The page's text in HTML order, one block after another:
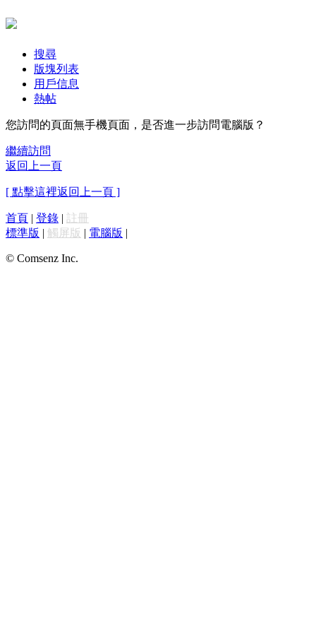
搜尋
版塊列表
用戶信息
熱帖
您訪問的頁面無手機頁面，是否進一步訪問電腦版？
繼續訪問
返回上一頁
[ 點擊這裡返回上一頁 ]
首頁 | 登錄 | 註冊
標準版 | 觸屏版 | 電腦版 |
© Comsenz Inc.